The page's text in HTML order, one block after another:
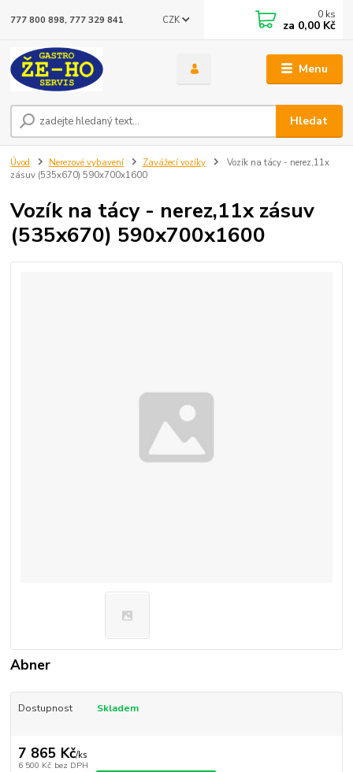
Menu
CZK
Hledat
777 800 898, 777 329 841 0 ks
za 0,00 Kč
Úvod Nerezové vybavení Zavážecí vozíky
Vozík na tácy - nerez,11x
zásuv (535x670) 590x700x1600
Vozík na tácy - nerez,11x zásuv
(535x670) 590x700x1600
Abner
Dostupnost Skladem
7 865 Kč/ks
6 500 Kč bez DPH